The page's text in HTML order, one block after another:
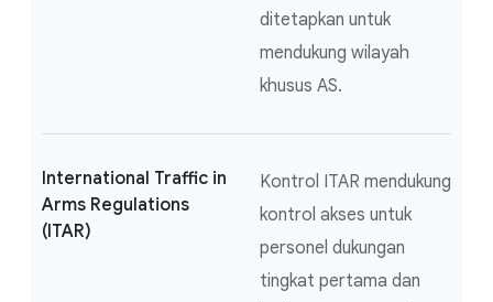
ditetapkan untuk
mendukung wilayah
khusus AS.
International Traffic in
Arms Regulations
(ITAR)
Kontrol ITAR mendukung
kontrol akses untuk
personel dukungan
tingkat pertama dan